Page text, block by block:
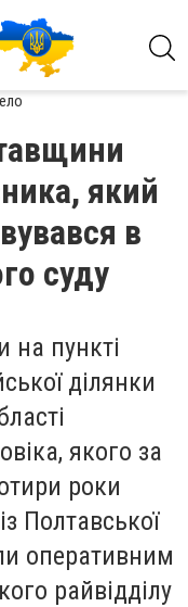
який
в
суду
на пункті
ділянки
якого за
роки
Полтавської
оперативним
райвідділу